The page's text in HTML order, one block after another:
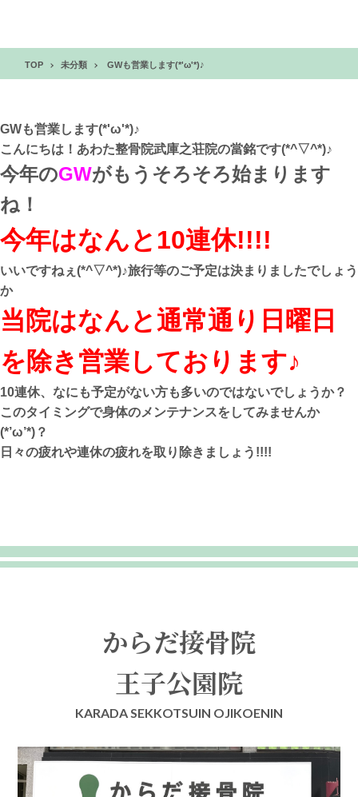
TOP 未分類 GWも営業します(*'ω'*)♪
GWも営業します(*'ω'*)♪
こんにちは！あわた整骨院武庫之荘院の當銘です(*^▽^*)♪
今年のGWがもうそろそろ始まります
ね！
今年はなんと10連休!!!!
いいですねぇ(*^▽^*)♪旅行等のご予定は決まりましたでしょう
か
当院はなんと通常通り日曜日
を除き営業しております♪
10連休、なにも予定がない方も多いのではないでしょうか？
このタイミングで身体のメンテナンスをしてみませんか
(*’ω’*)？
日々の疲れや連休の疲れを取り除きましょう!!!!
からだ接骨院
王子公園院
KARADA SEKKOTSUIN OJIKOENIN